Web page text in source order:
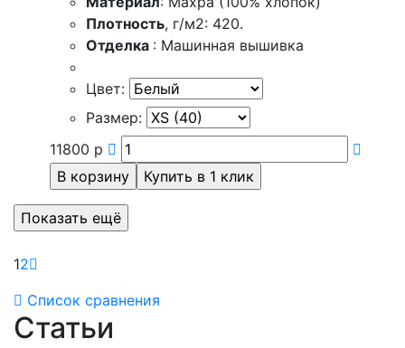
Плотность, г/м2: 420.
Отделка : Машинная вышивка
Цвет:
Размер:
11800 р
12
Список сравнения
Статьи